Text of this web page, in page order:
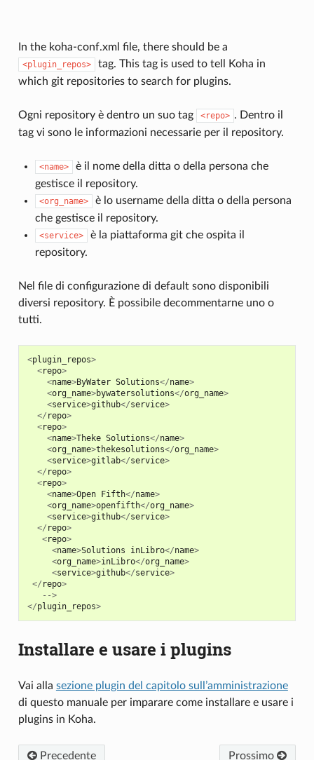
In the koha-conf.xml file, there should be a
<plugin_repos>
tag. This tag is used to tell Koha in
which git repositories to search for plugins.
Ogni repository è dentro un suo tag <repo> . Dentro il
tag vi sono le informazioni necessarie per il repository.
<name>
è il nome della ditta o della persona che
gestisce il repository.
<org_name>
è lo username della ditta o della persona
che gestisce il repository.
<service>
è la piattaforma git che ospita il
repository.
Nel file di configurazione di default sono disponibili
diversi repository. È possibile decommentarne uno o
tutti.
<plugin_repos>
<repo>
<name>ByWater Solutions</name>
<org_name>bywatersolutions</org_name>
<service>github</service>
</ repo>
<repo>
<name>Theke Solutions</name>
<org_name>thekesolutions</org_name>
<service>gitlab</service>
</ repo>
<repo>
<name>Open Fifth</name>
<org_name>openfifth</org_name>
<service>github</service>
</ repo>
<repo>
<name>Solutions inLibro</name>
<org_name>inLibro</org_name>
<service>github</service>
</ repo>
-->
</plugin_repos>
Installare e usare i plugins
Vai alla sezione plugin del capitolo sull’amministrazione
di questo manuale per imparare come installare e usare i
plugins in Koha.
Precedente Prossimo